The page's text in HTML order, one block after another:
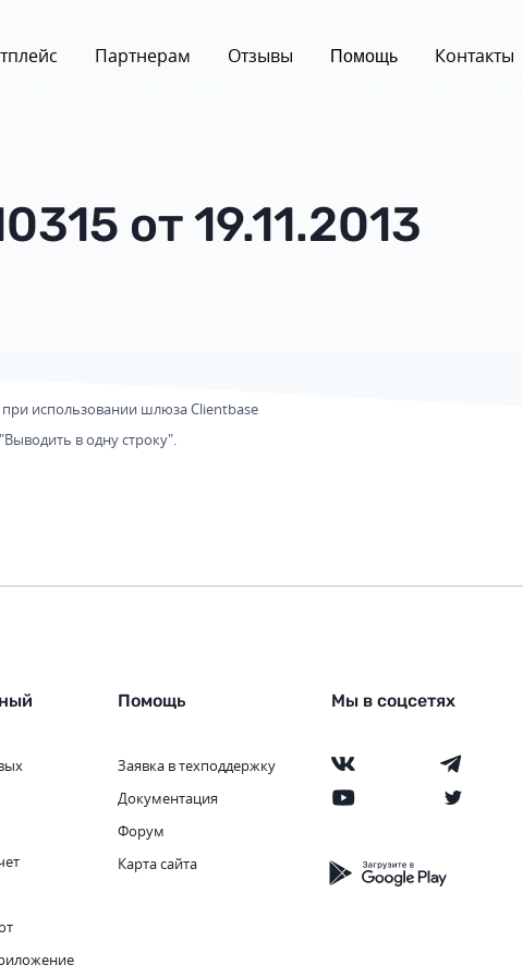
Партнерам Отзывы Помощь Контакты
от 19.11.2013
использовании шлюза Clientbase
в одну строку".
Помощь
Заявка в техподдержку
Документация
Форум
Карта сайта
Мы в соцсетях